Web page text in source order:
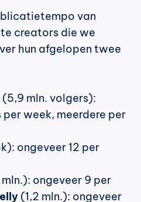
van
creators die we
hun afgelopen twee
(5,9 mln. volgers):
per week, meerdere per
ongeveer 12 per
mln.): ongeveer 9 per
(1,2 mln.): ongeveer